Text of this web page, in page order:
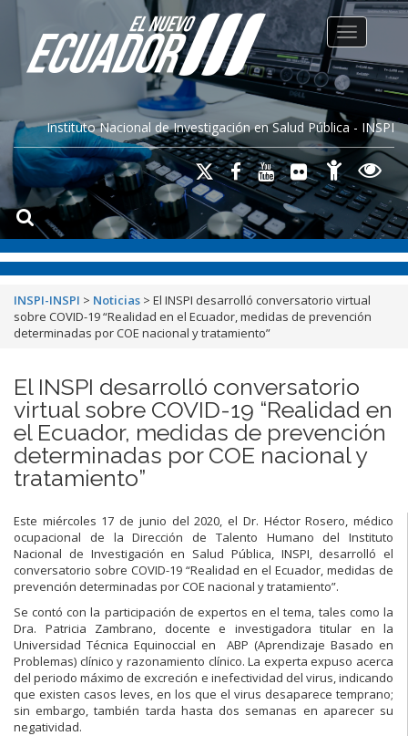
Instituto Nacional de Investigación en Salud Pública - INSPI
Toggle
INSPI-INSPI > Noticias > El INSPI desarrolló conversatorio virtual
sobre COVID-19 “Realidad en el Ecuador, medidas de prevención
determinadas por COE nacional y tratamiento”
El INSPI desarrolló conversatorio
virtual sobre COVID-19 “Realidad en
el Ecuador, medidas de prevención
determinadas por COE nacional y
tratamiento”
Este miércoles 17 de junio del 2020, el Dr. Héctor Rosero, médico
ocupacional de la Dirección de Talento Humano del Instituto
Nacional de Investigación en Salud Pública, INSPI, desarrolló el
conversatorio sobre COVID-19 “Realidad en el Ecuador, medidas de
prevención determinadas por COE nacional y tratamiento”.
Se contó con la participación de expertos en el tema, tales como la
Dra. Patricia Zambrano, docente e investigadora titular en la
Universidad Técnica Equinoccial en ABP (Aprendizaje Basado en
Problemas) clínico y razonamiento clínico. La experta expuso acerca
del periodo máximo de excreción e inefectividad del virus, indicando
que existen casos leves, en los que el virus desaparece temprano;
sin embargo, también tarda hasta dos semanas en aparecer su
negatividad.